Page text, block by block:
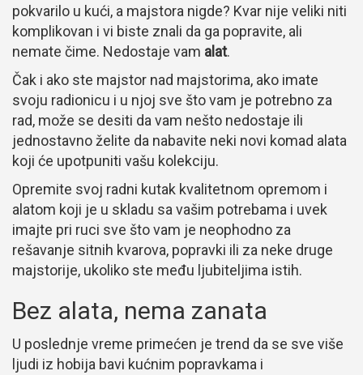
pokvarilo u kući, a majstora nigde? Kvar nije veliki niti
komplikovan i vi biste znali da ga popravite, ali
nemate čime. Nedostaje vam alat.
Čak i ako ste majstor nad majstorima, ako imate
svoju radionicu i u njoj sve što vam je potrebno za
rad, može se desiti da vam nešto nedostaje ili
jednostavno želite da nabavite neki novi komad alata
koji će upotpuniti vašu kolekciju.
Opremite svoj radni kutak kvalitetnom opremom i
alatom koji je u skladu sa vašim potrebama i uvek
imajte pri ruci sve što vam je neophodno za
rešavanje sitnih kvarova, popravki ili za neke druge
majstorije, ukoliko ste među ljubiteljima istih.
Bez alata, nema zanata
U poslednje vreme primećen je trend da se sve više
ljudi iz hobija bavi kućnim popravkama i